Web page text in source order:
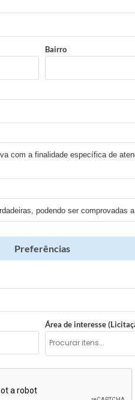
Bairro
com a finalidade específica de
podendo ser comprovadas
Preferências
Área de interesse